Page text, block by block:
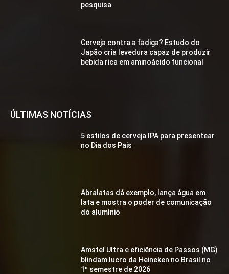
pesquisa
Cerveja contra a fadiga? Estudo do
Japão cria levedura capaz de produzir
bebida rica em aminoácido funcional
ÚLTIMAS NOTÍCIAS
5 estilos de cerveja IPA para presentear
no Dia dos Pais
Abralatas dá exemplo, lança água em
lata e mostra o poder de comunicação
do alumínio
Amstel Ultra e eficiência de Passos (MG)
blindam lucro da Heineken no Brasil no
1º semestre de 2026